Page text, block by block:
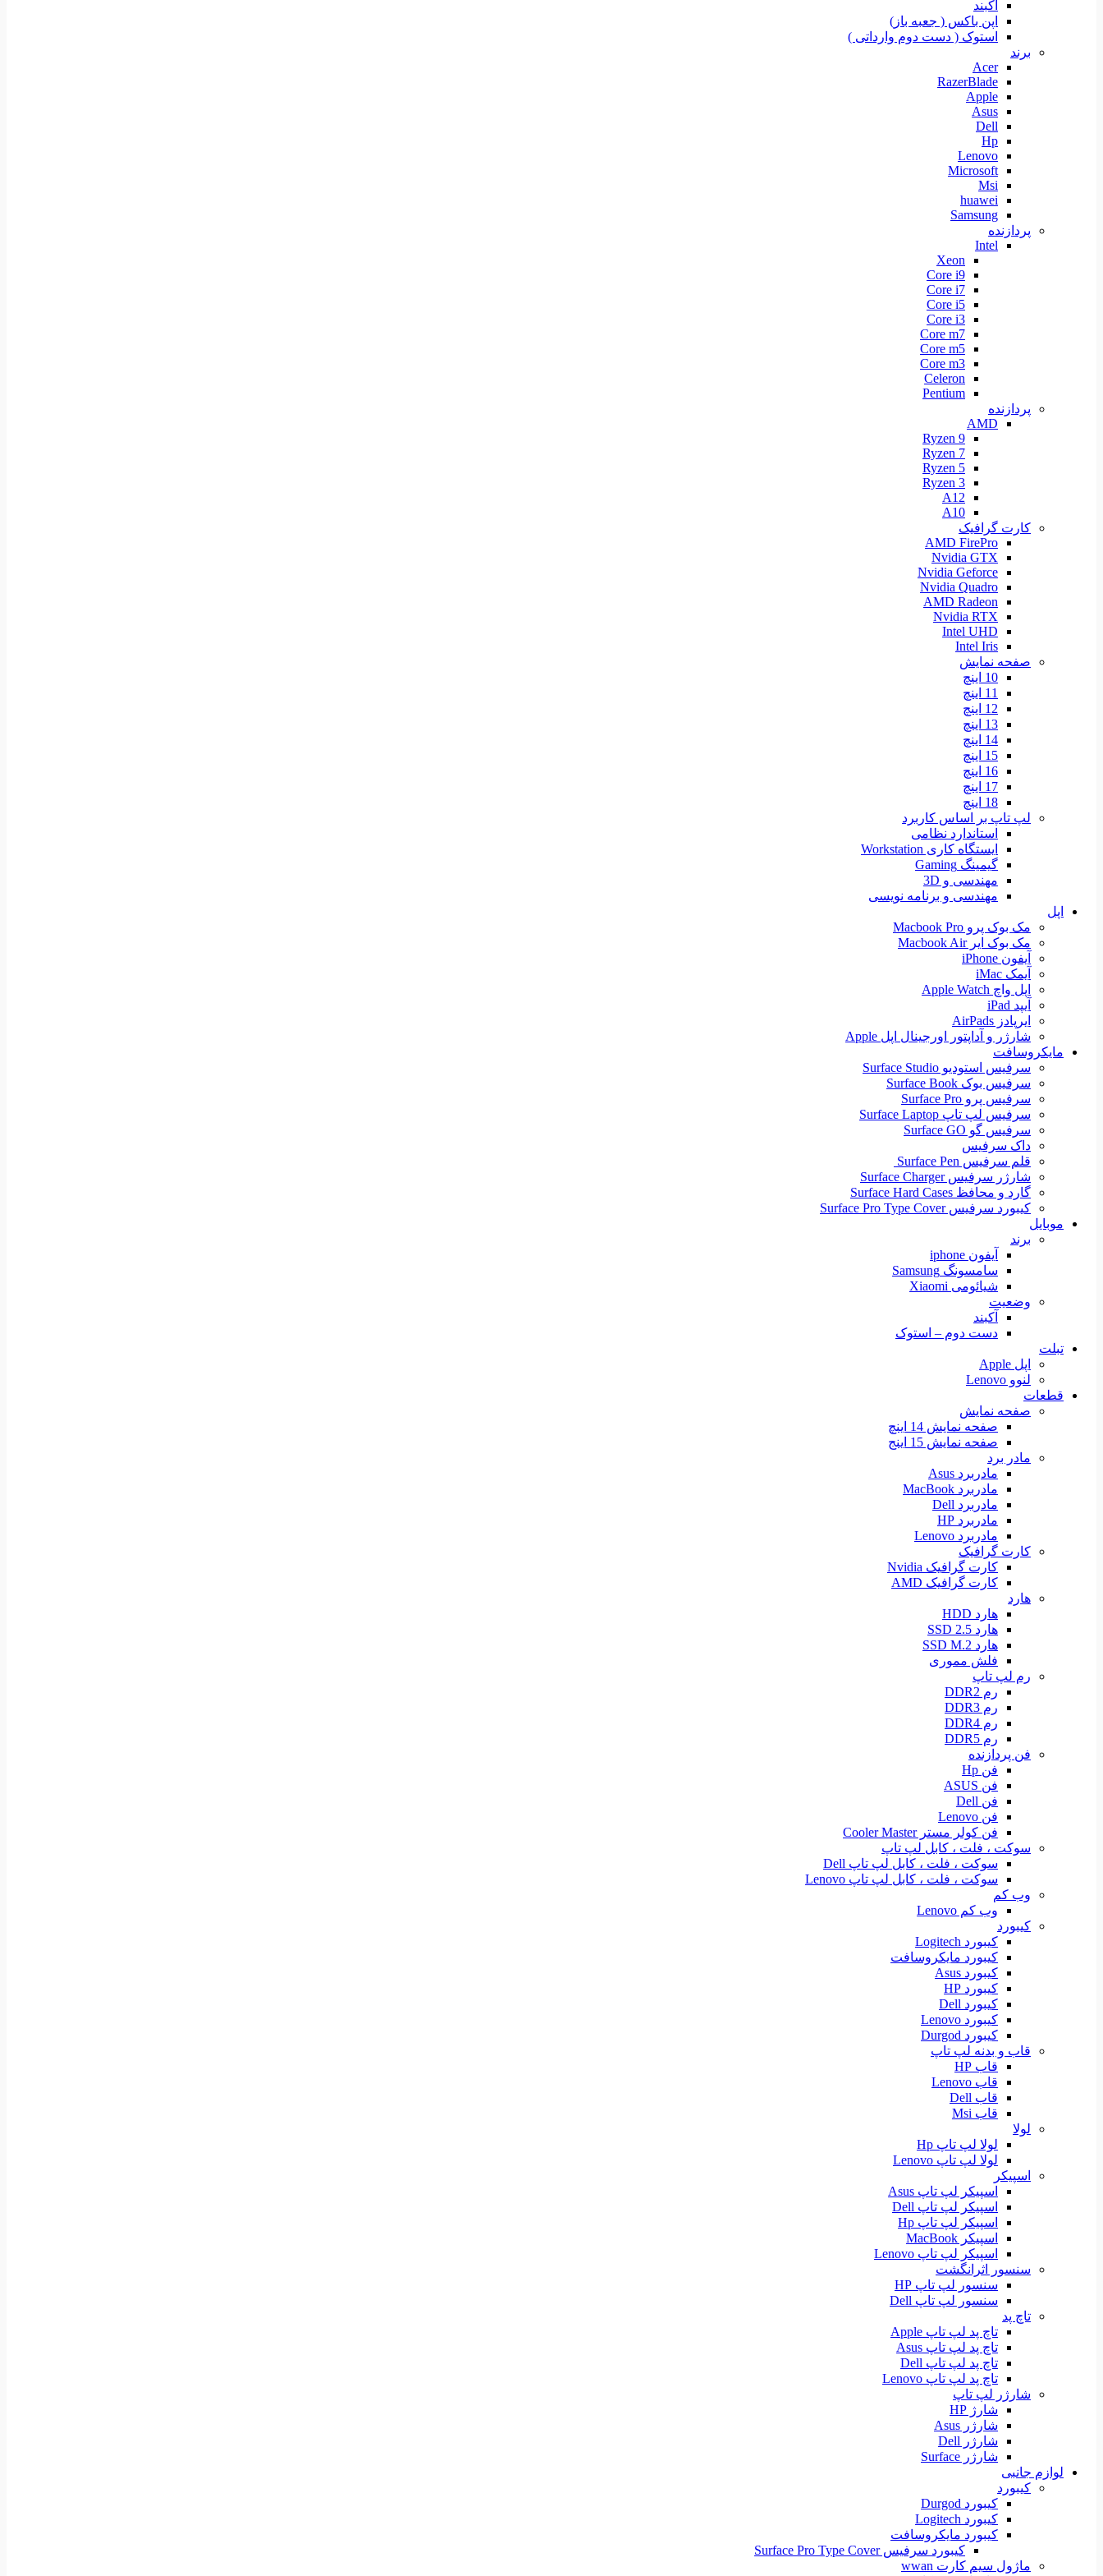
آکبند
اپن باکس ( جعبه باز)
استوک ( دست دوم وارداتی )
برند
Acer
RazerBlade
Apple
Asus
Dell
Hp
Lenovo
Microsoft
Msi
huawei
Samsung
پردازنده
Intel
Xeon
Core i9
Core i7
Core i5
Core i3
Core m7
Core m5
Core m3
Celeron
Pentium
پردازنده
AMD
Ryzen 9
Ryzen 7
Ryzen 5
Ryzen 3
A12
A10
کارت گرافیک
AMD FirePro
Nvidia GTX
Nvidia Geforce
Nvidia Quadro
AMD Radeon
Nvidia RTX
Intel UHD
Intel Iris
صفحه نمایش
10 اینچ
11 اینچ
12 اینچ
13 اینچ
14 اینچ
15 اینچ
16 اینچ
17 اینچ
18 اینچ
لپ تاپ بر اساس کاربرد
استاندارد نظامی
ایستگاه کاری Workstation
گیمینگ Gaming
مهندسی و 3D
مهندسی و برنامه نویسی
اپل
مک بوک پرو Macbook Pro
مک بوک ایر Macbook Air
آیفون iPhone
آیمک iMac
اپل واچ Apple Watch
آیپد iPad
ایرپادز AirPads
شارژر و آداپتور اورجینال اپل Apple
مایکروسافت
سرفیس استودیو Surface Studio
سرفیس بوک Surface Book
سرفیس پرو Surface Pro
سرفیس لپ تاپ Surface Laptop
سرفیس گو Surface GO
داک سرفیس
قلم سرفیس Surface Pen
شارژر سرفیس Surface Charger
گارد و محافظ Surface Hard Cases
کیبورد سرفیس Surface Pro Type Cover
موبایل
برند
آیفون iphone
سامسونگ Samsung
شیائومی Xiaomi
وضعیت
آکبند
دست دوم – استوک
تبلت
اپل Apple
لنوو Lenovo
قطعات
صفحه نمایش
صفحه نمایش 14 اینچ
صفحه نمایش 15 اینج
مادر برد
مادربرد Asus
مادربرد MacBook
مادربرد Dell
مادربرد HP
مادربرد Lenovo
کارت گرافیک
کارت گرافیک Nvidia
کارت گرافیک AMD
هارد
هارد HDD
هارد SSD 2.5
هارد SSD M.2
فلش مموری
رم لپ تاپ
رم DDR2
رم DDR3
رم DDR4
رم DDR5
فن پردازنده
فن Hp
فن ASUS
فن Dell
فن Lenovo
فن کولر مستر Cooler Master
سوکت ، فلت ، کابل لپ تاپ
سوکت ، فلت ، کابل لپ تاپ Dell
سوکت ، فلت ، کابل لپ تاپ Lenovo
وب کم
وب کم Lenovo
کیبورد
کیبورد Logitech
کیبورد مایکروسافت
کیبورد Asus
کیبورد HP
کیبورد Dell
کیبورد Lenovo
کیبورد Durgod
قاب و بدنه لپ تاپ
قاب HP
قاب Lenovo
قاب Dell
قاب Msi
لولا
لولا لپ تاپ Hp
لولا لپ تاپ Lenovo
اسپیکر
اسپیکر لپ تاپ Asus
اسپیکر لپ تاپ Dell
اسپیکر لپ تاپ Hp
اسپیکر MacBook
اسپیکر لپ تاپ Lenovo
سنسور اثرانگشت
سنسور لپ تاپ HP
سنسور لپ تاپ Dell
تاچ پد
تاچ پد لپ تاپ Apple
تاچ پد لپ تاپ Asus
تاچ پد لپ تاپ Dell
تاچ پد لپ تاپ Lenovo
شارژر لپ تاپ
شارژ HP
شارژر Asus
شارژر Dell
شارژر Surface
لوازم جانبی
کیبورد
کیبورد Durgod
کیبورد Logitech
کیبورد مایکروسافت
کیبورد سرفیس Surface Pro Type Cover
ماژول سیم کارت wwan